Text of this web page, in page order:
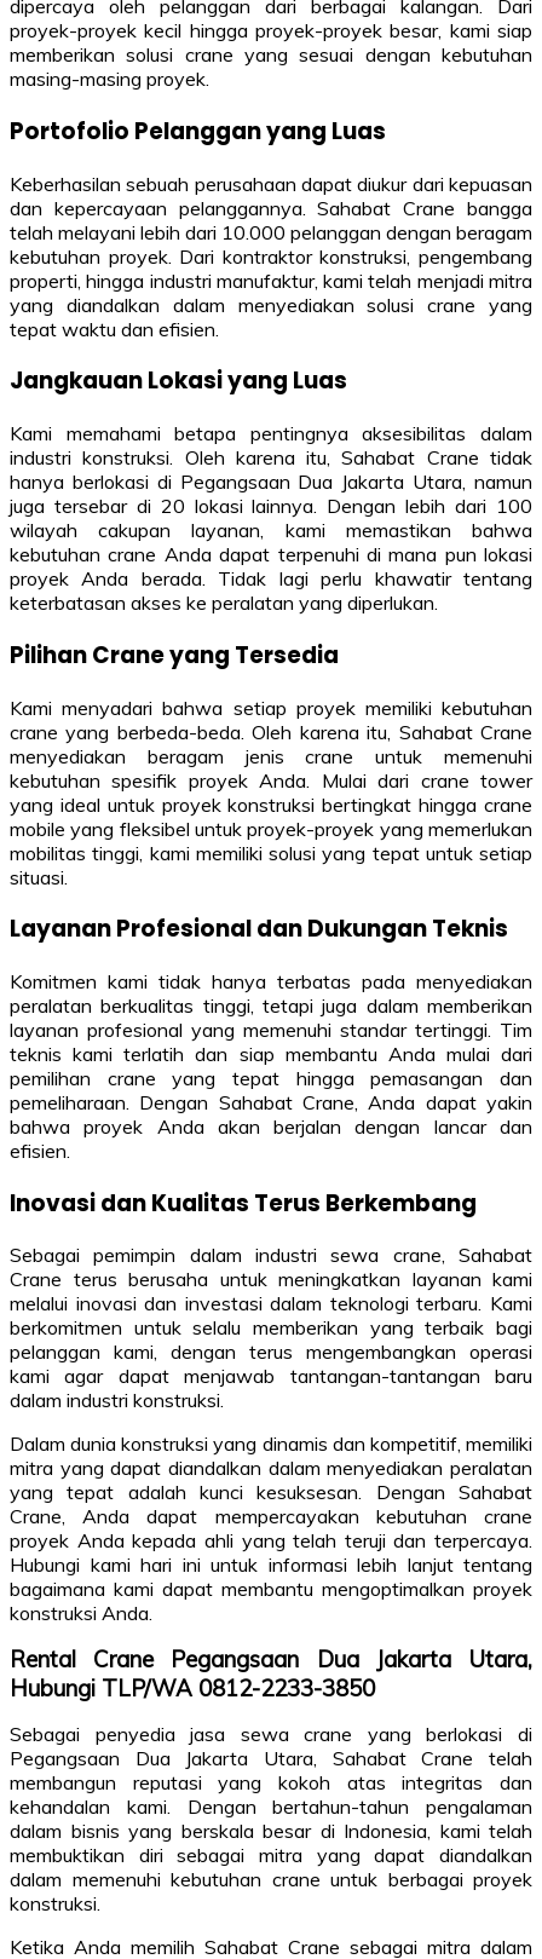
dipercaya oleh pelanggan dari berbagai kalangan. Dari
proyek-proyek kecil hingga proyek-proyek besar, kami siap
memberikan solusi crane yang sesuai dengan kebutuhan
masing-masing proyek.
Portofolio Pelanggan yang Luas
Keberhasilan sebuah perusahaan dapat diukur dari kepuasan
dan kepercayaan pelanggannya. Sahabat Crane bangga
telah melayani lebih dari 10.000 pelanggan dengan beragam
kebutuhan proyek. Dari kontraktor konstruksi, pengembang
properti, hingga industri manufaktur, kami telah menjadi mitra
yang diandalkan dalam menyediakan solusi crane yang
tepat waktu dan efisien.
Jangkauan Lokasi yang Luas
Kami memahami betapa pentingnya aksesibilitas dalam
industri konstruksi. Oleh karena itu, Sahabat Crane tidak
hanya berlokasi di Pegangsaan Dua Jakarta Utara, namun
juga tersebar di 20 lokasi lainnya. Dengan lebih dari 100
wilayah cakupan layanan, kami memastikan bahwa
kebutuhan crane Anda dapat terpenuhi di mana pun lokasi
proyek Anda berada. Tidak lagi perlu khawatir tentang
keterbatasan akses ke peralatan yang diperlukan.
Pilihan Crane yang Tersedia
Kami menyadari bahwa setiap proyek memiliki kebutuhan
crane yang berbeda-beda. Oleh karena itu, Sahabat Crane
menyediakan beragam jenis crane untuk memenuhi
kebutuhan spesifik proyek Anda. Mulai dari crane tower
yang ideal untuk proyek konstruksi bertingkat hingga crane
mobile yang fleksibel untuk proyek-proyek yang memerlukan
mobilitas tinggi, kami memiliki solusi yang tepat untuk setiap
situasi.
Layanan Profesional dan Dukungan Teknis
Komitmen kami tidak hanya terbatas pada menyediakan
peralatan berkualitas tinggi, tetapi juga dalam memberikan
layanan profesional yang memenuhi standar tertinggi. Tim
teknis kami terlatih dan siap membantu Anda mulai dari
pemilihan crane yang tepat hingga pemasangan dan
pemeliharaan. Dengan Sahabat Crane, Anda dapat yakin
bahwa proyek Anda akan berjalan dengan lancar dan
efisien.
Inovasi dan Kualitas Terus Berkembang
Sebagai pemimpin dalam industri sewa crane, Sahabat
Crane terus berusaha untuk meningkatkan layanan kami
melalui inovasi dan investasi dalam teknologi terbaru. Kami
berkomitmen untuk selalu memberikan yang terbaik bagi
pelanggan kami, dengan terus mengembangkan operasi
kami agar dapat menjawab tantangan-tantangan baru
dalam industri konstruksi.
Dalam dunia konstruksi yang dinamis dan kompetitif, memiliki
mitra yang dapat diandalkan dalam menyediakan peralatan
yang tepat adalah kunci kesuksesan. Dengan Sahabat
Crane, Anda dapat mempercayakan kebutuhan crane
proyek Anda kepada ahli yang telah teruji dan terpercaya.
Hubungi kami hari ini untuk informasi lebih lanjut tentang
bagaimana kami dapat membantu mengoptimalkan proyek
konstruksi Anda.
Rental Crane Pegangsaan Dua Jakarta Utara,
Hubungi TLP/WA 0812-2233-3850
Sebagai penyedia jasa sewa crane yang berlokasi di
Pegangsaan Dua Jakarta Utara, Sahabat Crane telah
membangun reputasi yang kokoh atas integritas dan
kehandalan kami. Dengan bertahun-tahun pengalaman
dalam bisnis yang berskala besar di Indonesia, kami telah
membuktikan diri sebagai mitra yang dapat diandalkan
dalam memenuhi kebutuhan crane untuk berbagai proyek
konstruksi.
Ketika Anda memilih Sahabat Crane sebagai mitra dalam